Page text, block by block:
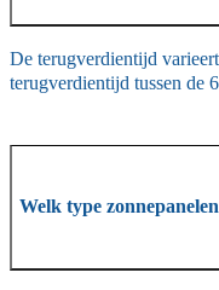
De terugverdientijd
terugverdientijd tussen de
Welk type